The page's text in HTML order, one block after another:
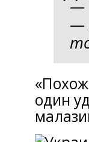
—
—
один